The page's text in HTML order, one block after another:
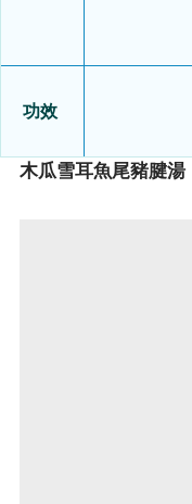
功效
木瓜雪耳魚尾豬腱湯